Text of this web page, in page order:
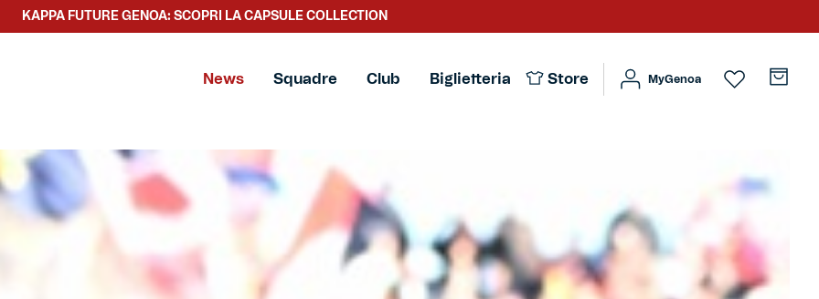
SCOPRI LA NUOVA COLLEZIONE TACCHETTEE
News Squadre Club Biglietteria Store MyGenoa